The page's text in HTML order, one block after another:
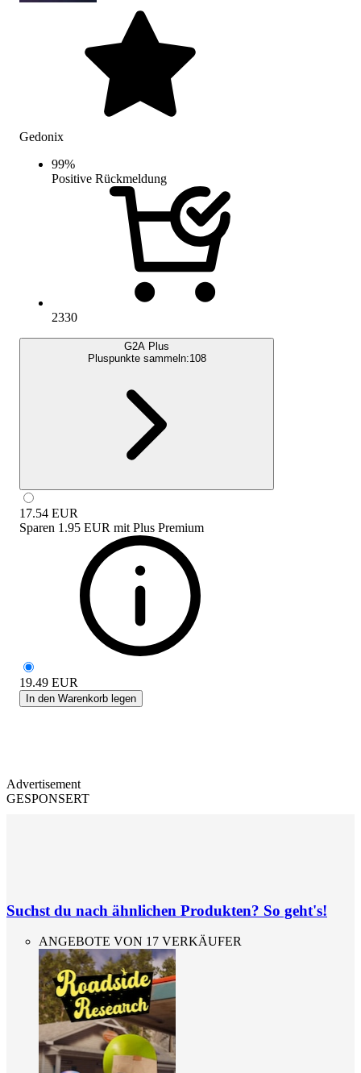
Gedonix
99%
Positive Rückmeldung
2330
G2A Plus
Pluspunkte sammeln:108
17.54 EUR
Sparen 1.95 EUR mit Plus Premium
19.49 EUR
In den Warenkorb legen
Advertisement
GESPONSERT
Suchst du nach ähnlichen Produkten? So geht's!
ANGEBOTE VON 17 VERKÄUFER